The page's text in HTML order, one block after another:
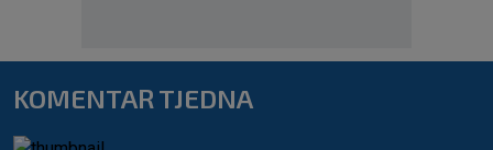
KOMENTAR TJEDNA